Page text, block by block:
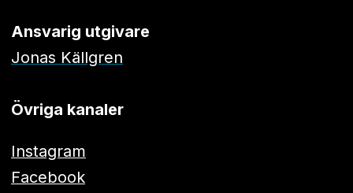
Ansvarig utgivare
Jonas Källgren
Övriga kanaler
Instagram
Facebook